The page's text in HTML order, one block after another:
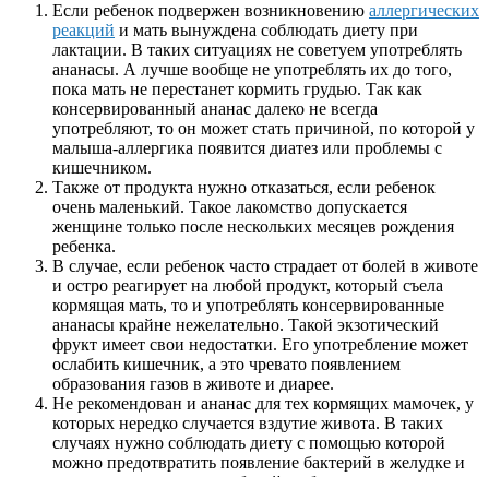
Если ребенок подвержен возникновению аллергических
реакций и мать вынуждена соблюдать диету при
лактации. В таких ситуациях не советуем употреблять
ананасы. А лучше вообще не употреблять их до того,
пока мать не перестанет кормить грудью. Так как
консервированный ананас далеко не всегда
употребляют, то он может стать причиной, по которой у
малыша-аллергика появится диатез или проблемы c
кишечником.
Также от продукта нужно отказаться, если ребенок
очень маленький. Такое лакомство допускается
женщине только после нескольких месяцев рождения
ребенка.
В случае, если ребенок часто страдает от болей в животе
и остро реагирует на любой продукт, который съела
кормящая мать, то и употреблять консервированные
ананасы крайне нежелательно. Такой экзотический
фрукт имеет свои недостатки. Его употребление может
ослабить кишечник, а это чревато появлением
образования газов в животе и диарее.
Не рекомендован и ананас для тех кормящих мамочек, у
которых нередко случается вздутие живота. В таких
случаях нужно соблюдать диету с помощью которой
можно предотвратить появление бактерий в желудке и